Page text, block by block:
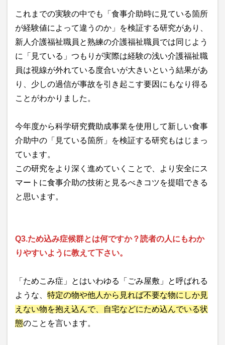
これまでの実験の中でも「食事介助時に見ている箇所
が経験値によって違うのか」を検証する研究があり、
新人介護福祉職員と熟練の介護福祉職員では同じよう
に「見ている」つもりが実際は経験の浅い介護福祉職
員は視線が外れている度合いが大きいという結果があ
り、少しの過信が事故を引き起こす要因にもなり得る
ことがわかりました。
今年度から科学研究費助成事業を使用して新しい食事
介助中の「見ている箇所」を検証する研究もはじまっ
ています。
この研究をより深く進めていくことで、より安全にス
マートに食事介助の技術と見るべきコツを提唱できる
と思います。
Q3.ため込み症候群とは何ですか？読者の人にもわか
りやすいように教えて下さい。
「ためこみ症」とはいわゆる「ごみ屋敷」と呼ばれる
ような、 特定の物や他人から見れば不要な物にしか見
えない物を抱え込んで、自宅などにため込んでいる状
態のことを言います。